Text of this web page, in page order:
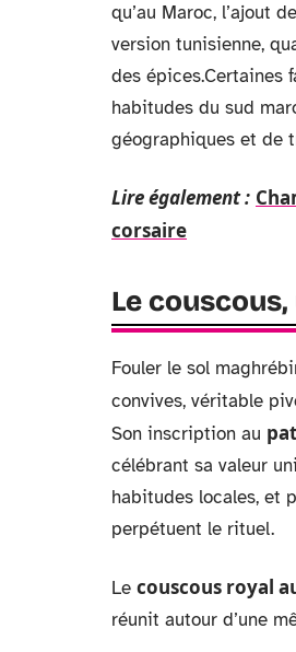
qu’au Maroc, l’ajout
version tunisienne,
des épices.Certaines
habitudes du sud
géographiques et de
Lire également :
corsaire
Le
Fouler le sol
convives, véritable
Son inscription au
célébrant sa valeur
habitudes locales, et
perpétuent le rituel.
Le couscous royal
réunit autour d’une